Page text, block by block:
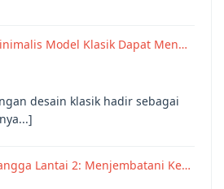
Model Klasik Dapat Men…
desain klasik hadir sebagai
Lantai 2: Menjembatani Ke…